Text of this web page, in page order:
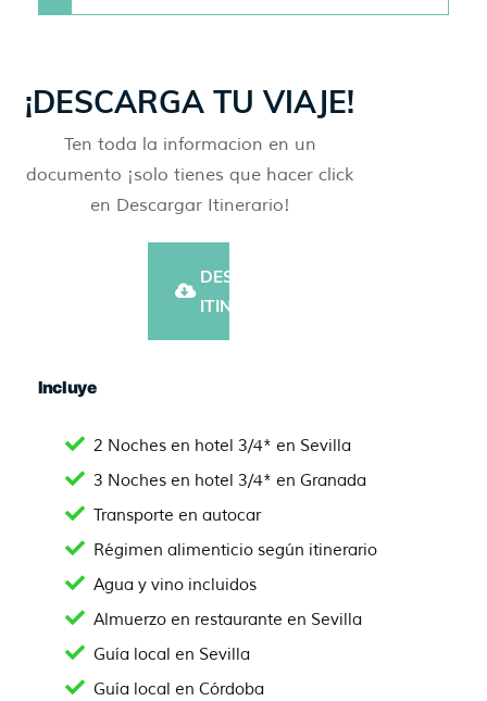
¡DESCARGA TU VIAJE!
Ten toda la informacion en un
documento ¡solo tienes que hacer click
en Descargar Itinerario!
DESCARGAR
ITINERARIO
Incluye
2 Noches en hotel 3/4* en Sevilla
3 Noches en hotel 3/4* en Granada
Transporte en autocar
Régimen alimenticio según itinerario
Agua y vino incluidos
Almuerzo en restaurante en Sevilla
Guía local en Sevilla
Guía local en Córdoba